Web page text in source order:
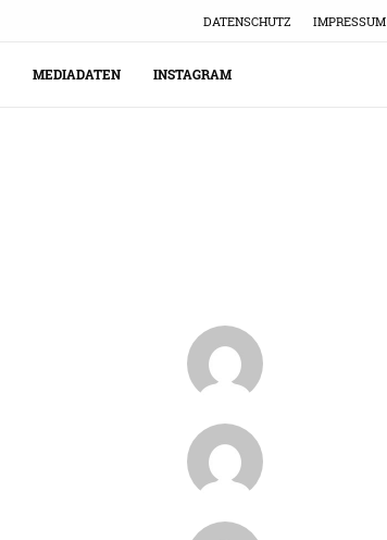
DATENSCHUTZ IMPRESSUM
MEDIADATEN INSTAGRAM